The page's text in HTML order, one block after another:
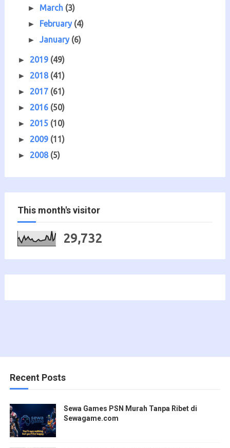
► March (3)
► February (4)
►January (6)
► 2019 (49)
► 2018 (41)
► 2017 (61)
► 2016 (50)
► 2015 (10)
► 2009 (11)
► 2008 (5)
This month's visitor
29,732
Recent Posts
Sewa Games PSN Murah Tanpa Ribet di
Sewagame.com